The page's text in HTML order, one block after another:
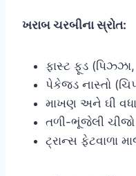
ખરાબ ચરબીના સ્રોત:
ફાસ્ટ ફૂડ
પેકેજ્ડ નાસ્તો
માખણ અને ઘી
તળી-ભૂંજેલી ચીજો
ટ્રાન્સ ફેટવાળા